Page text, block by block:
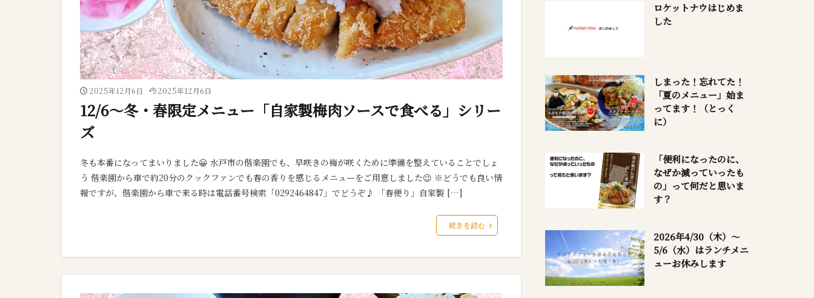
2025年12月6日 2025年12月6日
12/6～冬・春限定メニュー「自家製梅肉ソースで食べる」シリー
ズ
冬も本番になってまいりました😀 水戸市の偕楽園でも、早咲きの梅が咲くために準備を整えていることでしょ
う 偕楽園から車で約20分のクックファンでも春の香りを感じるメニューをご用意しました😉 ※どうでも良い情
報ですが、偕楽園から車で来る時は電話番号検索「0292464847」でどうぞ♪ 「春便り」自家製 […]
続きを読む
ロケットナウはじめま
した
しまった！忘れてた！
「夏のメニュー」始ま
ってます！（とっく
に）
「便利になったのに、
なぜか減っていったも
の」って何だと思いま
す？
2026年4/30（木）～
5/6（水）はランチメニ
ューお休みします